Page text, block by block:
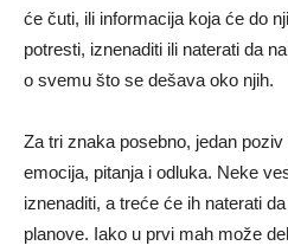
će čuti, ili informacija koja će do
potresti, iznenaditi ili naterati da na
o svemu što se dešava oko njih.
Za tri znaka posebno, jedan poziv
emocija, pitanja i odluka. Neke
iznenaditi, a treće će ih naterati da
planove. Iako u prvi mah može